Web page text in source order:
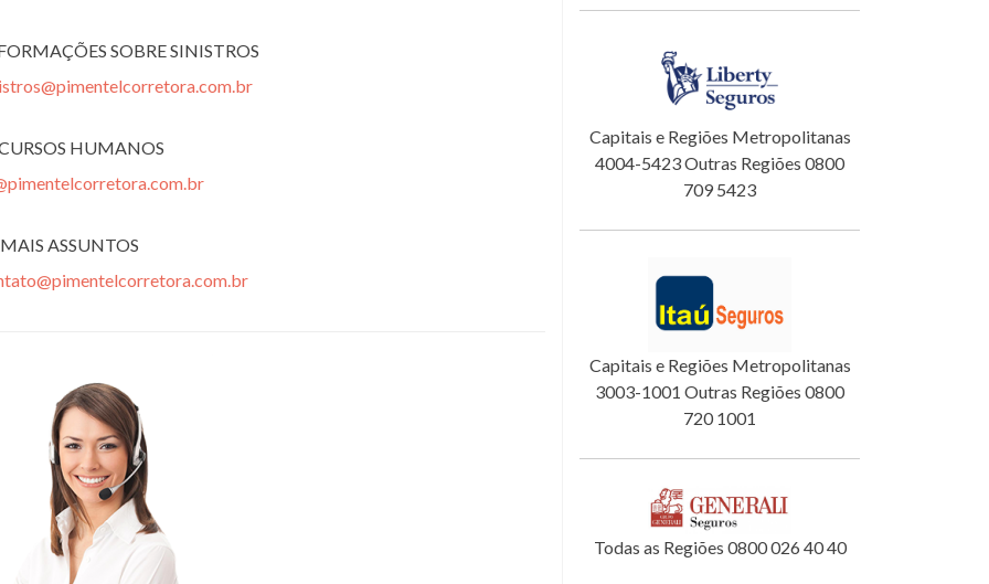
SOBRE SINISTROS
HUMANOS
ASSUNTOS
Capitais e Regiões Metropolitanas
4004-5423 Outras Regiões 0800
709 5423
Capitais e Regiões Metropolitanas
3003-1001 Outras Regiões 0800
720 1001
Todas as Regiões 0800 026 40 40